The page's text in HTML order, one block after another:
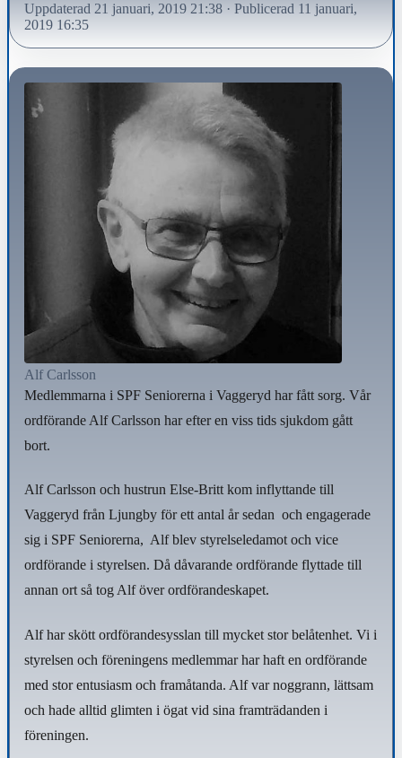
Uppdaterad 21 januari, 2019 21:38 · Publicerad 11 januari,
2019 16:35
Alf Carlsson
Medlemmarna i SPF Seniorerna i Vaggeryd har fått sorg. Vår
ordförande Alf Carlsson har efter en viss tids sjukdom gått
bort.
Alf Carlsson och hustrun Else-Britt kom inflyttande till
Vaggeryd från Ljungby för ett antal år sedan och engagerade
sig i SPF Seniorerna, Alf blev styrelseledamot och vice
ordförande i styrelsen. Då dåvarande ordförande flyttade till
annan ort så tog Alf över ordförandeskapet.
Alf har skött ordförandesysslan till mycket stor belåtenhet. Vi i
styrelsen och föreningens medlemmar har haft en ordförande
med stor entusiasm och framåtanda. Alf var noggrann, lättsam
och hade alltid glimten i ögat vid sina framträdanden i
föreningen.